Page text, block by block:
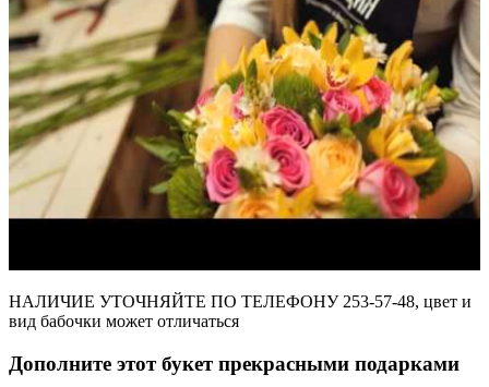
НАЛИЧИЕ УТОЧНЯЙТЕ ПО ТЕЛЕФОНУ 253-57-48, цвет и
вид бабочки может отличаться
Дополните этот букет прекрасными подарками